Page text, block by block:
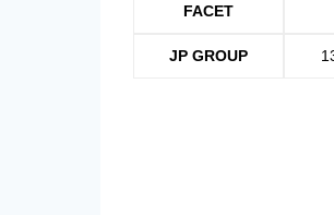
FACET
JP GROUP